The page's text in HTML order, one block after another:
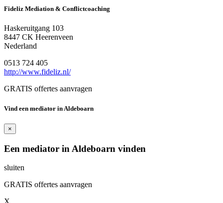
Fideliz Mediation & Conflictcoaching
Haskeruitgang 103
8447 CK Heerenveen
Nederland
0513 724 405
http://www.fideliz.nl/
GRATIS offertes aanvragen
Vind een mediator in Aldeboarn
×
Een mediator in Aldeboarn vinden
sluiten
GRATIS offertes aanvragen